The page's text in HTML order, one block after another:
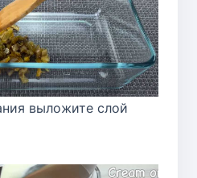
выложите слой